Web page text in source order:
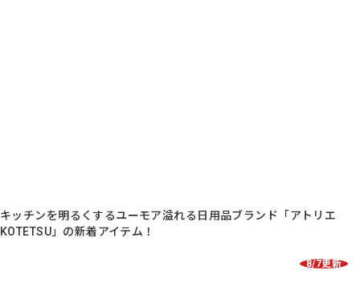
キッチンを明るくするユーモア溢れる日用品ブランド「アトリエ
KOTETSU」の新着アイテム！
8/7更新